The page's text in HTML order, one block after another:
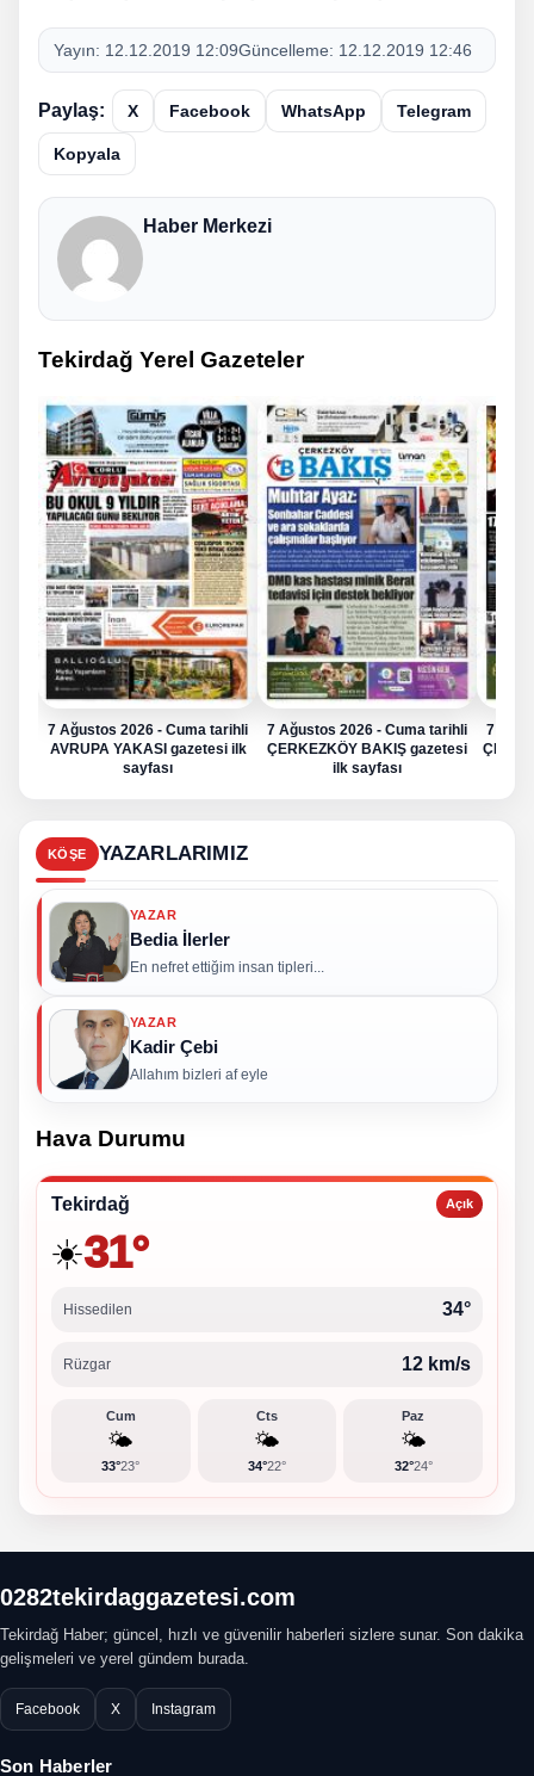
Yayın: 12.12.2019 12:09Güncelleme: 12.12.2019 12:46
Paylaş: X Facebook WhatsApp Telegram
Kopyala
Haber Merkezi
Tekirdağ Yerel Gazeteler
7 Ağustos 2026 - Cuma tarihli
AVRUPA YAKASI gazetesi ilk
sayfası
7 Ağustos 2026 - Cuma tarihli
ÇERKEZKÖY BAKIŞ gazetesi
ilk sayfası
7
KÖŞE YAZARLARIMIZ
YAZAR
Bedia İlerler
En nefret ettiğim insan tipleri...
YAZAR
Kadir Çebi
Allahım bizleri af eyle
Hava Durumu
Tekirdağ Açık
☀️31°
Hissedilen 34°
Rüzgar 12 km/s
Cum
🌤️
33°23°
Cts
🌤️
34°22°
Paz
🌤️
32°24°
0282tekirdaggazetesi.com
Tekirdağ Haber; güncel, hızlı ve güvenilir haberleri sizlere sunar. Son dakika
gelişmeleri ve yerel gündem burada.
Facebook X Instagram
Son Haberler